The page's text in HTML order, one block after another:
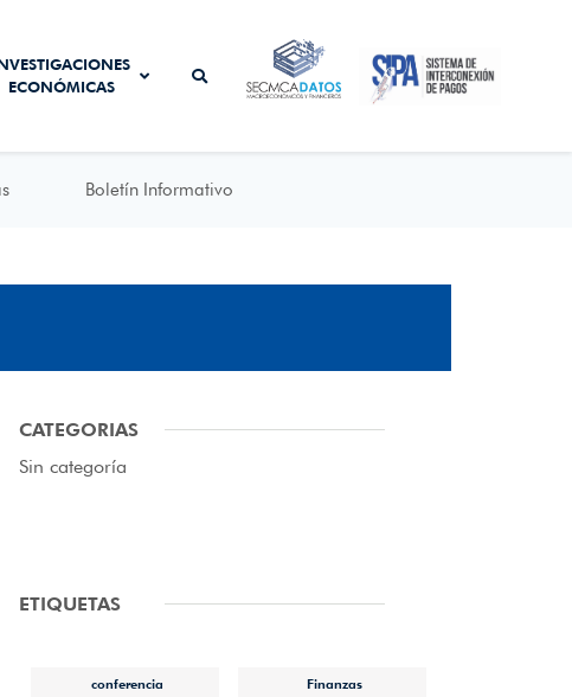
ECONÓMICAS
SECMCA
DATOS
SISTEMA DE
INTERCONEXIÓN
DE PAGOS
Boletín Informativo
CATEGORIAS
Sin categoría
ETIQUETAS
conferencia Finanzas